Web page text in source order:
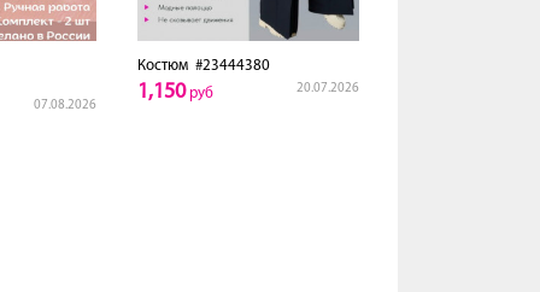
07.08.2026
Костюм #23444380
20.07.2026
1,150руб